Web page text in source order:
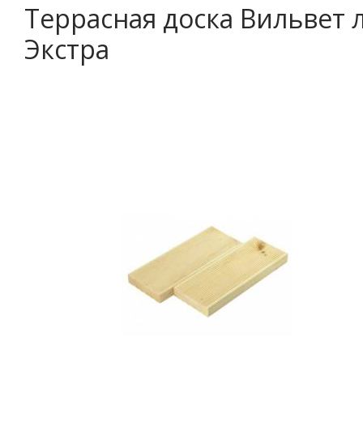
Террасная доска
Экстра